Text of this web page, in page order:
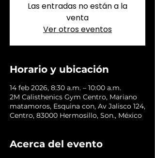
Las entradas no están a la
venta
Ver otros eventos
Horario y ubicación
14 feb 2026, 8:30 a.m. – 10:00 a.m.
2M Calisthenics Gym Centro, Mariano
matamoros, Esquina con, Av Jalisco 124,
Centro, 83000 Hermosillo, Son., México
Acerca del evento